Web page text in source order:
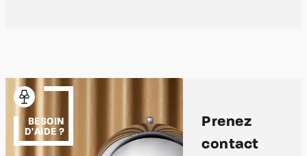
BESOIN
D'AIDE ?
Prenez
contact